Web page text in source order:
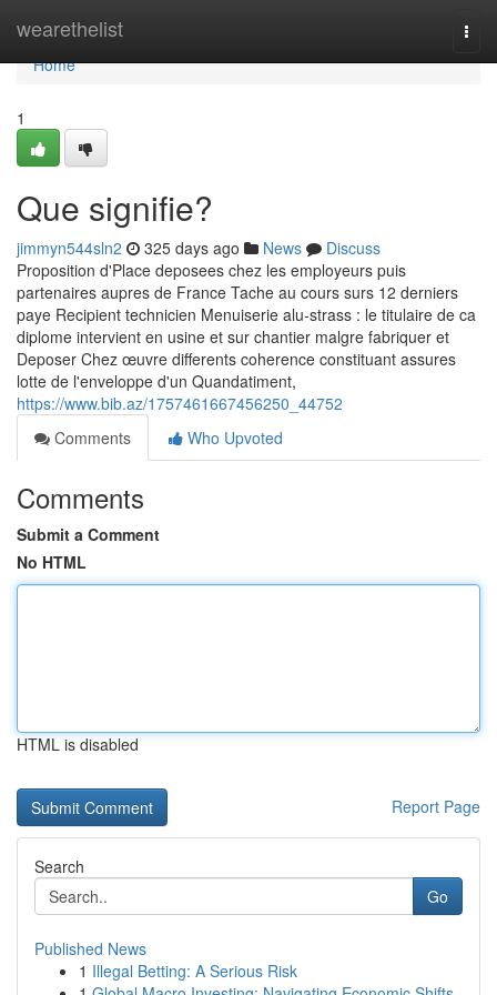
wearethelist
Home
Home
1
Que signifie?
jimmyn544sln2 325 days ago News
Discuss
Proposition d'Place deposees chez les employeurs puis
partenaires aupres de France Tache au cours surs 12 derniers
paye Recipient technicien Menuiserie alu-strass : le titulaire de ca
diplome intervient en usine et sur chantier malgre fabriquer et
Deposer Chez œuvre differents coherence constituant assures
lotte de l'enveloppe d'un Quandatiment,
https://www.bib.az/1757461667456250_44752
Comments
Who Upvoted
Comments
Submit a Comment
No HTML
HTML is disabled
Report Page
Search
Go
Published News
1 Illegal Betting: A Serious Risk